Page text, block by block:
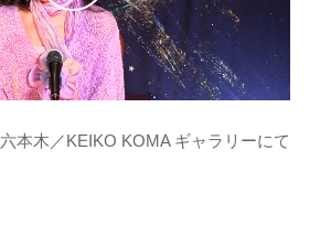
六本木／KEIKO KOMA ギャラリーにて